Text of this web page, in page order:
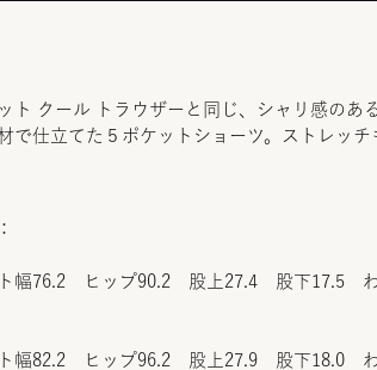
ト クール トラウザーと同じ、シャリ感のあ
で仕立てた５ポケットショーツ。ストレッチ
ト幅76.2 ヒップ90.2 股上27.4 股下17.5 わ
ト幅82.2 ヒップ96.2 股上27.9 股下18.0 わ